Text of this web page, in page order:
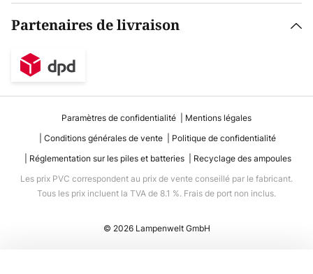
Partenaires de livraison
Paramètres de confidentialité
Mentions légales
Conditions générales de vente
Politique de confidentialité
Réglementation sur les piles et batteries
Recyclage des ampoules
Les prix PVC correspondent au prix de vente conseillé par le fabricant.
Tous les prix incluent la TVA de 8.1 %. Frais de port non inclus.
© 2026 Lampenwelt GmbH